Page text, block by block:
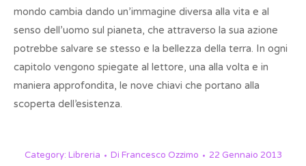
mondo cambia dando un’immagine diversa alla vita e al
senso dell’uomo sul pianeta, che attraverso la sua azione
potrebbe salvare se stesso e la bellezza della terra. In ogni
capitolo vengono spiegate al lettore, una alla volta e in
maniera approfondita, le nove chiavi che portano alla
scoperta dell’esistenza.
Category: Libreria Di Francesco Ozzimo 22 Gennaio 2013